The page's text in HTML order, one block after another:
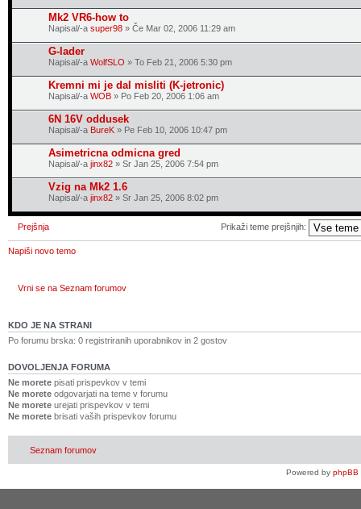
Mk2 VR6-how to
Napisal/-a super98 » Če Mar 02, 2006 11:29 am
G-lader
Napisal/-a WolfSLO » To Feb 21, 2006 5:30 pm
Kremni mi je dal misliti (K-jetronic)
Napisal/-a WOB » Po Feb 20, 2006 1:06 am
6N 16V oddusek
Napisal/-a BureK » Pe Feb 10, 2006 10:47 pm
Asimetricna odmicna gred
Napisal/-a jinx82 » Sr Jan 25, 2006 7:54 pm
Vzig na Mk2 1.6
Napisal/-a jinx82 » Sr Jan 25, 2006 8:02 pm
Prejšnja Prikaži teme prejšnjih:
Napiši novo temo
Vrni se na Seznam forumov
KDO JE NA STRANI
Po forumu brska: 0 registriranih uporabnikov in 2 gostov
DOVOLJENJA FORUMA
Ne morete pisati prispevkov v temi
Ne morete odgovarjati na teme v forumu
Ne morete urejati prispevkov v temi
Ne morete brisati vaših prispevkov forumu
Seznam forumov
Powered byphpBB